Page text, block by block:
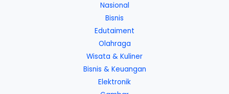
Nasional
Bisnis
Edutaiment
Olahraga
Wisata & Kuliner
Bisnis & Keuangan
Elektronik